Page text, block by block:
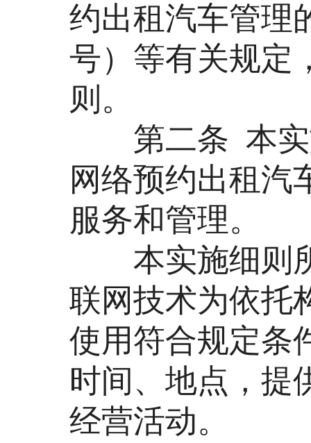
约出租汽车管理
号）等有关规定
则。
第二条 本实
网络预约出租汽
服务和管理。
本实施细则所
联网技术为依托
使用符合规定条
时间、地点，提
经营活动。